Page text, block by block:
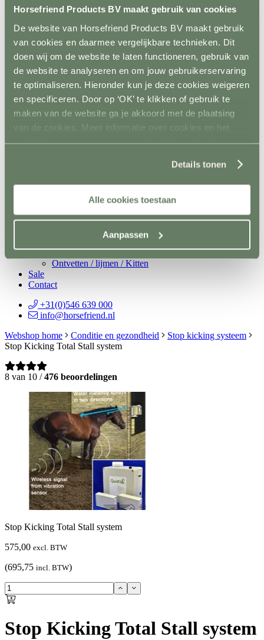
Horsefriend Products BV maakt gebruik van cookies
De website van Horsefriend Products BV maakt gebruik
van cookies en daarmee vergelijkbare technieken. Dit
doen wij om de website te laten functioneren, gebruik van
de website te analyseren en om jouw gebruikerservaring
te optimaliseren. Hieronder kun je deze cookies weigeren
en specificeren. Door op ‘OK’ te klikken of gebruik te
maken van de website ga je akkoord met de plaatsing
van de cookies. Meer informatie over cookies en het
gebruik van persoonsgegevens door Horsefriend
Details tonen
Alle cookies toestaan
Aanpassen
Terug
Letters
Mennen
Kegels
Staanders
Spelmateriaal
Terug
Vaste opslag
Mobiele opslag
Terug
Looppaden
Stap/draf molen
Trailer/vrachtwagen
Horsefloor gietvloer
Rubber op rol
Ontvetten / lijmen / Kitten
Sale
Contact
+31(0)546 639 000
info@horsefriend.nl
Webshop home
Conditie en gezondheid
Stop kicking systeem
Stop Kicking Total Stall system
8 van 10 /476 beoordelingen
Stop Kicking Total Stall system
575,00 excl. BTW
(695,75 incl. BTW)
Stop Kicking Total Stall system